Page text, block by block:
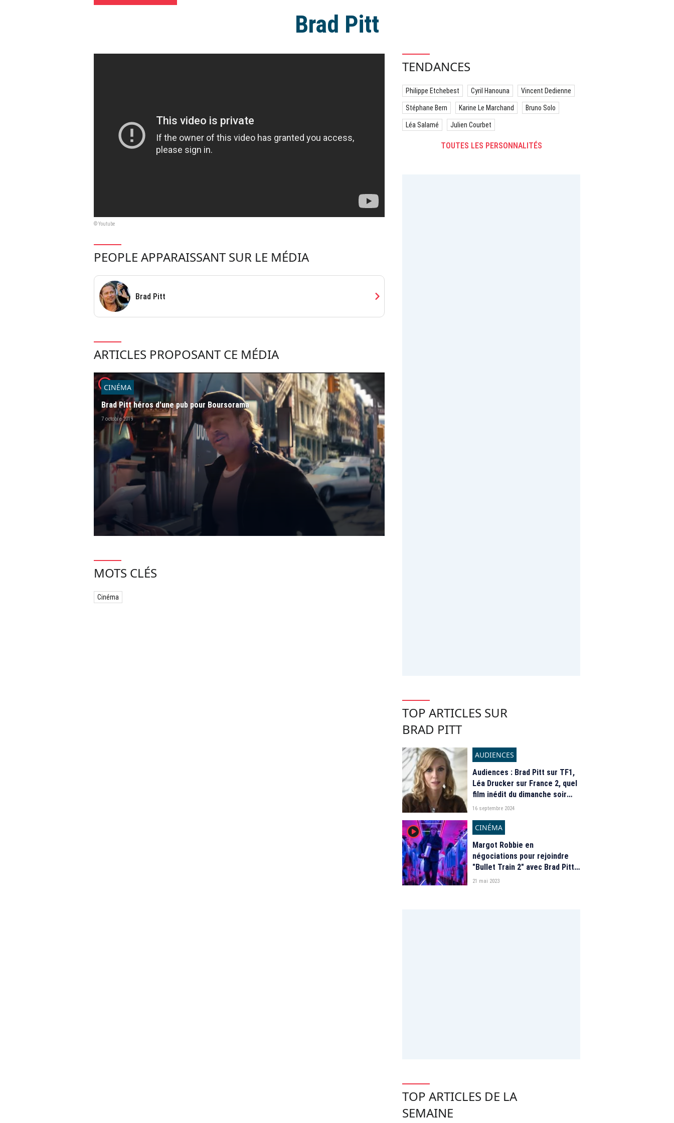
Brad Pitt
© Youtube
PEOPLE APPARAISSANT SUR LE MÉDIA
Brad Pitt chevron_right
ARTICLES PROPOSANT CE MÉDIA
player2CINÉMA
Brad Pitt héros d'une pub pour Boursorama
7 octobre 2019
MOTS CLÉS
Cinéma
TENDANCES
Philippe Etchebest Cyril Hanouna Vincent Dedienne
Stéphane Bern Karine Le Marchand Bruno Solo
Léa Salamé Julien Courbet
TOUTES LES PERSONNALITÉS
TOP ARTICLES SUR
BRAD PITT
AUDIENCES
Audiences : Brad Pitt sur TF1,
Léa Drucker sur France 2, quel
film inédit du dimanche soir
arrive en tête ?
16 septembre 2024
player2
CINÉMA
Margot Robbie en
négociations pour rejoindre
"Bullet Train 2" avec Brad Pitt
et Sandra Bullock
21 mai 2023
TOP ARTICLES DE LA
SEMAINE